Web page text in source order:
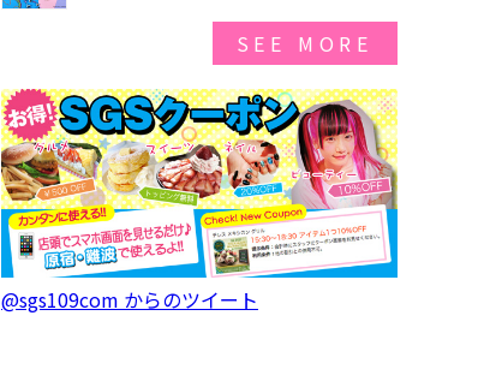
SEE MORE
@sgs109com からのツイート